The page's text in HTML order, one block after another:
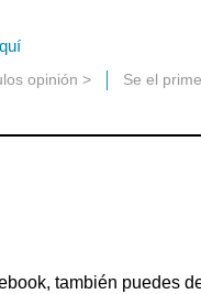
opinión > Se el
también puedes